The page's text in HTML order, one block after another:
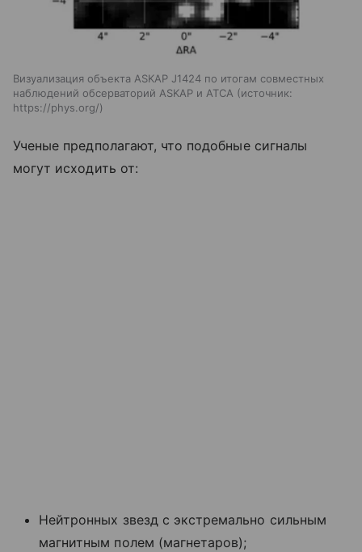
Визуализация объекта ASKAP J1424 по итогам совместных
наблюдений обсерваторий ASKAP и ATCA
источник:
https://phys.org/
Ученые предполагают, что подобные сигналы
могут исходить от:
Нейтронных звезд с экстремально сильным
магнитным полем (магнетаров);